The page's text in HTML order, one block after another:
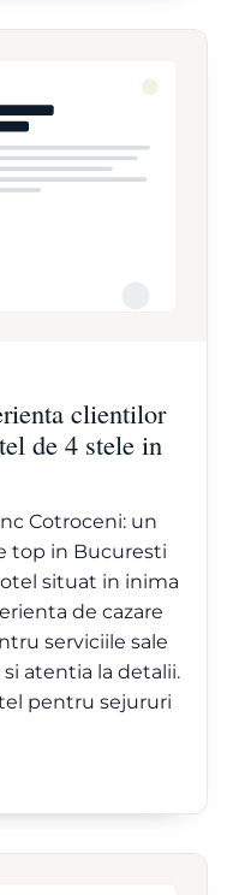
clientilor
de 4 stele in
Cotroceni: un
top in Bucuresti
situat in inima
de cazare
serviciile sale
atentia la detalii.
pentru sejururi